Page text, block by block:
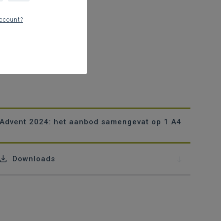
Advent 2024: het aanbod samengevat op 1 A4
Downloads